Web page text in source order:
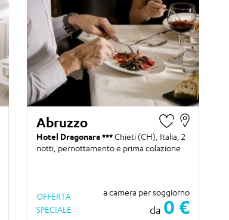
Abruzzo
Hotel Dragonara Chieti (CH), Italia,2
notti , pernottamento e prima colazione
OFFERTA
SPECIALE
a camera per soggiorno
da 0 €